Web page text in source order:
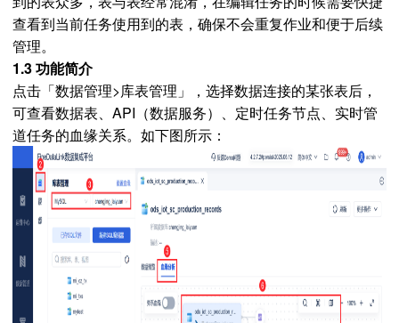
查看到当前任务使用到的表，确保不会重复作业和便于后续
管理。
1.3 功能简介
点击「数据管理>库表管理 」
，选择数据连接的某张表后，
可查看数据表、API（数据服务）、定时任务节点、实时管
道任务的血缘关系。如下图所示：